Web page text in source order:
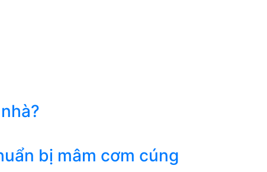
bị mâm cơm cúng